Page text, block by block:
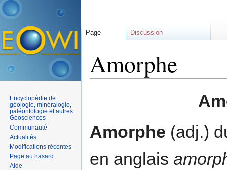
Amorphe
Amorphe (adj.)
en anglais
Page Discussion
Encyclopédie de
géologie, minéralogie,
paléontologie et autres
Géosciences
Communauté
Actualités
Modifications récentes
Page au hasard
Aide